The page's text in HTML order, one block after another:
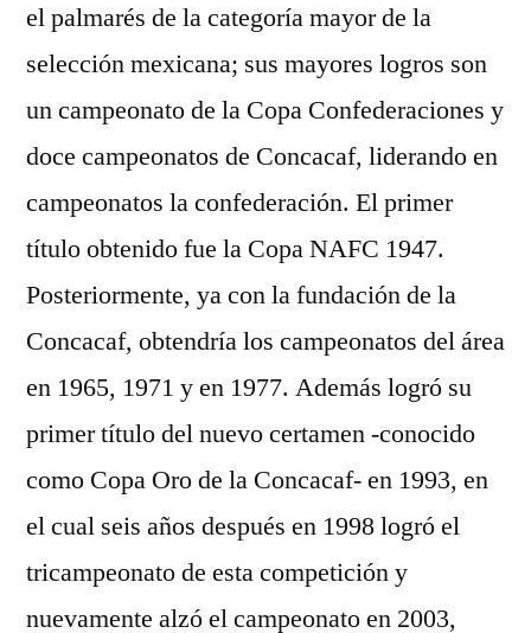
el palmarés de la categoría mayor de la
selección mexicana; sus mayores logros son
un campeonato de la Copa Confederaciones y
doce campeonatos de Concacaf, liderando en
campeonatos la confederación. El primer
título obtenido fue la Copa NAFC 1947.
Posteriormente, ya con la fundación de la
Concacaf, obtendría los campeonatos del área
en 1965, 1971 y en 1977. Además logró su
primer título del nuevo certamen -conocido
como Copa Oro de la Concacaf- en 1993, en
el cual seis años después en 1998 logró el
tricampeonato de esta competición y
nuevamente alzó el campeonato en 2003,